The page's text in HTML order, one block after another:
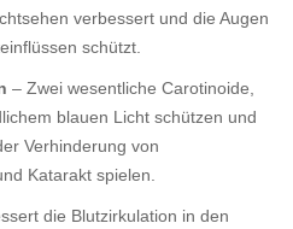
verbessert und die Augen
schützt.
– Zwei wesentliche Carotinoide,
blauen Licht schützen und
Verhinderung von
Katarakt spielen.
die Blutzirkulation in den